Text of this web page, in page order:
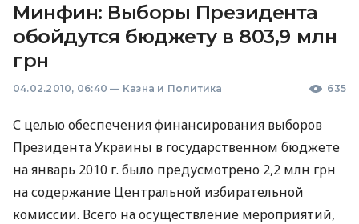
Минфин: Выборы Президента
обойдутся бюджету в 803,9 млн
грн
04.02.2010, 06:40 — Казна и Политика 635
С целью обеспечения финансирования выборов
Президента Украины в государственном бюджете
на январь 2010 г. было предусмотрено 2,2 млн грн
на содержание Центральной избирательной
комиссии. Всего на осуществление мероприятий,